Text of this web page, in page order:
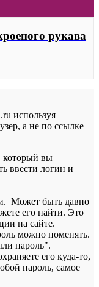
рукава
используя
а не по ссылке
который вы
ввести логин и
Может быть давно
его найти. Это
на сайте.
можно поменять.
пароль".
его куда-то,
пароль, самое